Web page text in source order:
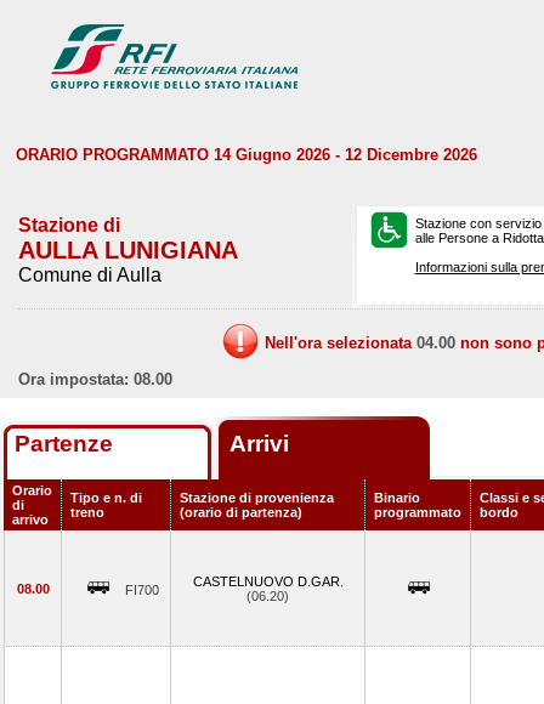
ORARIO PROGRAMMATO 14 Giugno 2026 - 12 Dicembre 2026
Stazione di
AULLA LUNIGIANA
Comune di Aulla
Stazione con
alle Persone a
Informazioni sulla
Nell'ora selezionata 04.00 non sono
Ora impostata: 08.00
Partenze Arrivi
Orario
di
arrivo
Tipo e n. di
treno
Stazione di provenienza
(orario di partenza)
Binario
programmato
Classi e
bordo
08.00 FI700
CASTELNUOVO D.GAR.
(06.20)